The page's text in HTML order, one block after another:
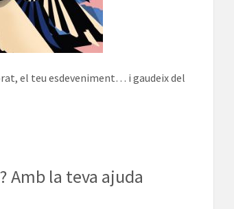
el teu esdeveniment… i gaudeix del
Amb la teva ajuda